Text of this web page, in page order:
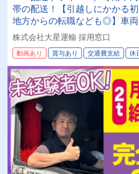
帯の配送！【引越しにかかる
地方からの転職なども◎】車
タムしてOK！20～50代が活躍
ーも現役で活躍中！大手取引先
期安定して働けます！
株式会社大星運輸 採用窓口
動画あり 賞与あり 交通費支給 休